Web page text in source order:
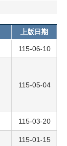
上版日期
115-06-10
115-05-04
115-03-20
115-01-15